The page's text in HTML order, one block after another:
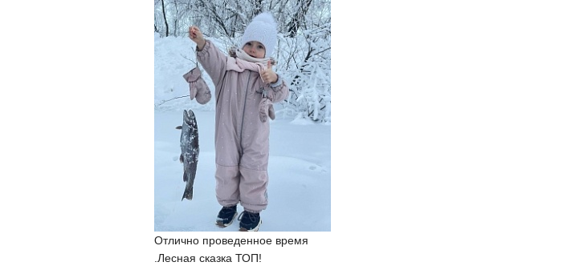
Отлично проведенное время
.Лесная сказка ТОП!